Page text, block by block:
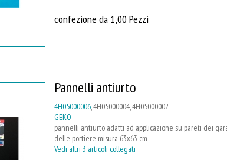
confezione da 1,00 Pezzi
Pannelli antiurto
4H05000006, 4H05000004, 4H05000002
GEKO
pannelli antiurto adatti ad applicazione su pareti dei
delle portiere misura 63x63 cm
Vedi altri 3 articoli collegati